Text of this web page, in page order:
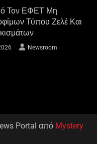
Τον ΕΦΕΤ Μη
Τύπου Ζελέ Και
Newsroom
Portal από Mystery